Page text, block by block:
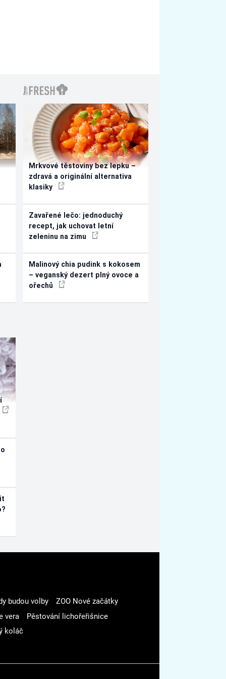
Mrkvové těstoviny bez lepku –
zdravá a originální alternativa
klasiky
Zavařené lečo: jednoduchý
recept, jak uchovat letní
zeleninu na zimu
Malinový chia pudink s kokosem
– veganský dezert plný ovoce a
ořechů
budou volby
ZOO Nové začátky
vera
Pěstování lichořeřišnice
koláč